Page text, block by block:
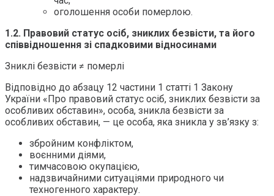
оголошення особи померлою.
1.2. Правовий статус осіб, зниклих безвісти, та його
співвідношення зі спадковими відносинами
Зниклі безвісти ≠ померлі
Відповідно до абзацу 12 частини 1 статті 1 Закону
України «Про правовий статус осіб, зниклих безвісти за
особливих обставин», особа, зникла безвісти за
особливих обставин, — це особа, яка зникла у зв’язку з:
збройним конфліктом,
воєнними діями,
тимчасовою окупацією,
надзвичайними ситуаціями природного чи
техногенного характеру.